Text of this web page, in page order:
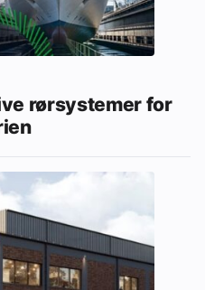
rørsystemer for